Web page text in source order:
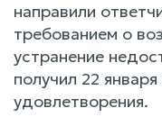
направили
требованием о
устранение
получил 22
удовлетворения.